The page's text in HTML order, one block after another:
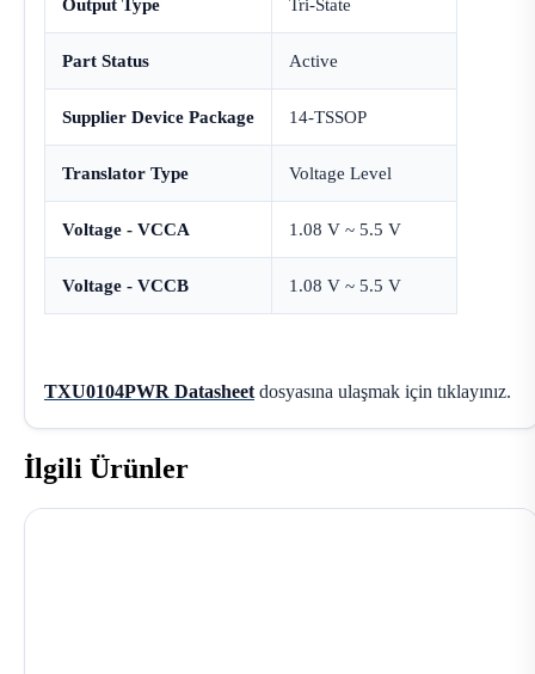
Output Type Tri-State
Part Status Active
Supplier Device Package 14-TSSOP
Translator Type Voltage Level
Voltage - VCCA 1.08 V ~ 5.5 V
Voltage - VCCB 1.08 V ~ 5.5 V
TXU0104PWR Datasheet dosyasına ulaşmak için tıklayınız.
İlgili Ürünler